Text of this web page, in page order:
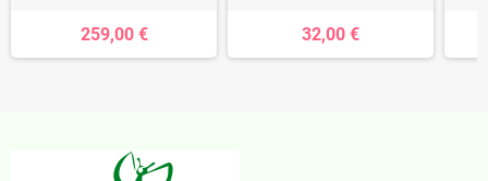
259,00 € 32,00 €